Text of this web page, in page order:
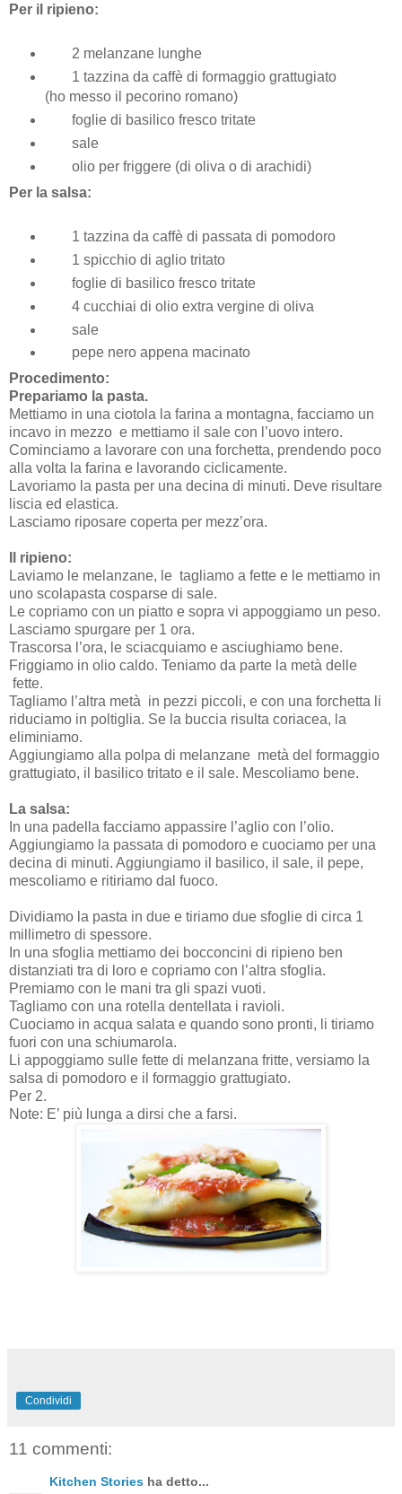
Per il ripieno:
2 melanzane lunghe
1 tazzina da caffè di formaggio grattugiato
(ho messo il pecorino romano)
foglie di basilico fresco tritate
sale
olio per friggere (di oliva o di arachidi)
Per la salsa:
1 tazzina da caffè di passata di pomodoro
1 spicchio di aglio tritato
foglie di basilico fresco tritate
4 cucchiai di olio extra vergine di oliva
sale
pepe nero appena macinato
Procedimento:
Prepariamo la pasta.
Mettiamo in una ciotola la farina a montagna, facciamo un
incavo in mezzo e mettiamo il sale con l’uovo intero.
Cominciamo a lavorare con una forchetta, prendendo poco
alla volta la farina e lavorando ciclicamente.
Lavoriamo la pasta per una decina di minuti. Deve risultare
liscia ed elastica.
Lasciamo riposare coperta per mezz’ora.
Il ripieno:
Laviamo le melanzane, le tagliamo a fette e le mettiamo in
uno scolapasta cosparse di sale.
Le copriamo con un piatto e sopra vi appoggiamo un peso.
Lasciamo spurgare per 1 ora.
Trascorsa l’ora, le sciacquiamo e asciughiamo bene.
Friggiamo in olio caldo. Teniamo da parte la metà delle
fette.
Tagliamo l’altra metà in pezzi piccoli, e con una forchetta li
riduciamo in poltiglia. Se la buccia risulta coriacea, la
eliminiamo.
Aggiungiamo alla polpa di melanzane metà del formaggio
grattugiato, il basilico tritato e il sale. Mescoliamo bene.
La salsa:
In una padella facciamo appassire l’aglio con l’olio.
Aggiungiamo la passata di pomodoro e cuociamo per una
decina di minuti. Aggiungiamo il basilico, il sale, il pepe,
mescoliamo e ritiriamo dal fuoco.
Dividiamo la pasta in due e tiriamo due sfoglie di circa 1
millimetro di spessore.
In una sfoglia mettiamo dei bocconcini di ripieno ben
distanziati tra di loro e copriamo con l’altra sfoglia.
Premiamo con le mani tra gli spazi vuoti.
Tagliamo con una rotella dentellata i ravioli.
Cuociamo in acqua salata e quando sono pronti, li tiriamo
fuori con una schiumarola.
Li appoggiamo sulle fette di melanzana fritte, versiamo la
salsa di pomodoro e il formaggio grattugiato.
Per 2.
Note: E’ più lunga a dirsi che a farsi.
Condividi
11 commenti:
Kitchen Stories ha detto...